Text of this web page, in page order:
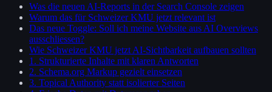
Was die neuen AI-Reports in der Search Console zeigen
Warum das für Schweizer KMU jetzt relevant ist
Das neue Toggle: Soll ich meine Website aus AI Overviews
ausschliessen?
Wie Schweizer KMU jetzt AI-Sichtbarkeit aufbauen sollten
1. Strukturierte Inhalte mit klaren Antworten
2. Schema.org Markup gezielt einsetzen
3. Topical Authority statt isolierter Seiten